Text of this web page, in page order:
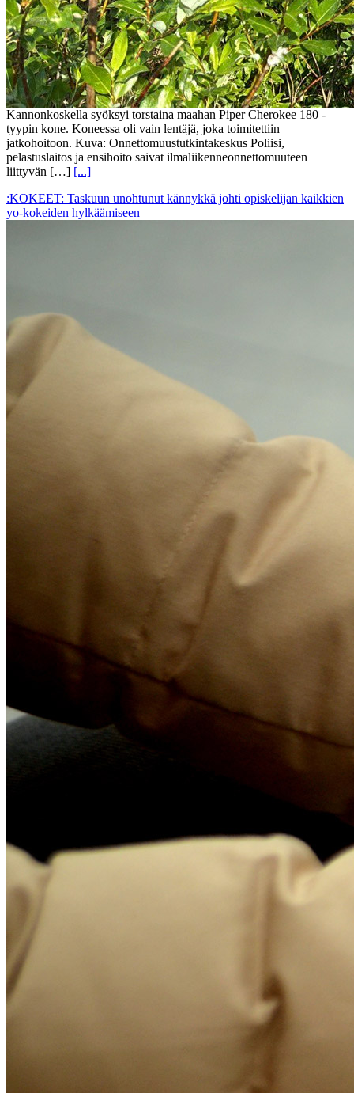
Kannonkoskella syöksyi torstaina maahan Piper Cherokee 180 -
tyypin kone. Koneessa oli vain lentäjä, joka toimitettiin
jatkohoitoon. Kuva: Onnettomuustutkintakeskus Poliisi,
pelastuslaitos ja ensihoito saivat ilmaliikenneonnettomuuteen
liittyvän […] [...]
:KOKEET: Taskuun unohtunut kännykkä johti opiskelijan kaikkien
yo-kokeiden hylkäämiseen